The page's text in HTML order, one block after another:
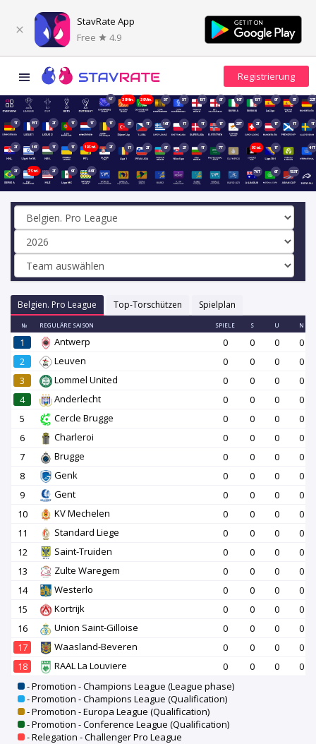
StavRate App
Free
4.9
5T 39Min. 39Min. 5T 5T 15T 8T 16T 15T 9T 8T 22T
1T 15T 2T 1T 1T 1T 8T 1T 16T 1T 1T 1T 23T 2T 1T 1T 1T
2T 16T 1T 1T 19Std. 2T 1T 2T 9T 2T 1T 7T 9Std. 1T 41T
2T 7Std. 2T 9T 49T 70T 6T 153T
Belgien. Pro League Top-Torschützen Spielplan
№ REGULÄRE SAISON SPIELE S U N
1 Antwerp 0 0 0
0
2
Leuven 0 0 0
0
3
Lommel United 0 0 0
0
4
Anderlecht 0 0 0
0
5
Cercle Brugge 0 0 0
0
6
Charleroi 0 0 0
0
7
Brugge 0 0 0
0
8
Genk 0 0 0
0
9
Gent 0 0 0
0
10
KV Mechelen 0 0 0
0
11
Standard Liege 0 0 0
0
12
Saint-Truiden 0 0 0
0
13
Zulte Waregem 0 0 0
0
14
Westerlo 0 0 0
0
15
Kortrijk 0 0 0
0
16
Union Saint-Gilloise 0 0 0
0
17
Waasland-Beveren 0 0 0
0
18
RAAL La Louviere 0 0 0
0
- Promotion - Champions League (League phase)
- Promotion - Champions League (Qualification)
- Promotion - Europa League (Qualification)
- Promotion - Conference League (Qualification)
- Relegation - Challenger Pro League